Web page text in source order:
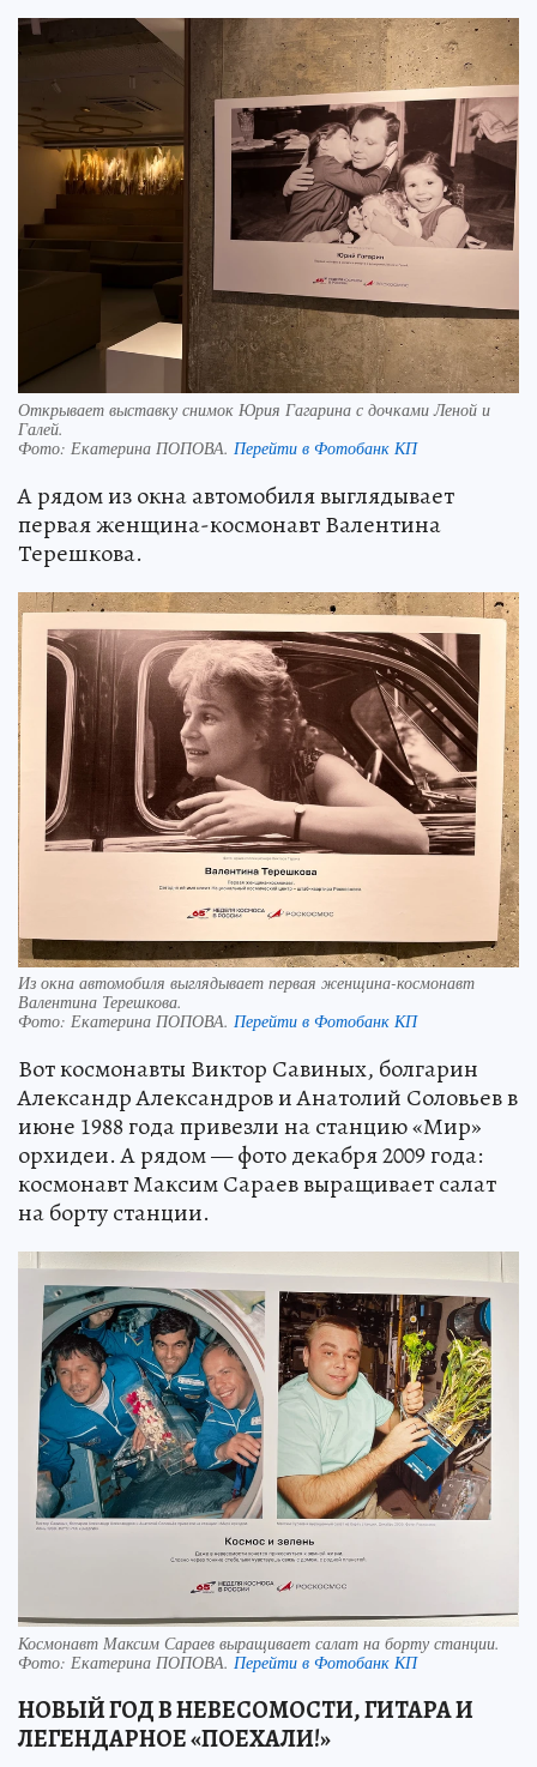
Открывает выставку снимок Юрия Гагарина с дочками Леной и
Галей.
Фото: Екатерина ПОПОВА. Перейти в Фотобанк КП
А рядом из окна автомобиля выглядывает
первая женщина-космонавт Валентина
Терешкова.
Из окна автомобиля выглядывает первая женщина-космонавт
Валентина Терешкова.
Фото: Екатерина ПОПОВА. Перейти в Фотобанк КП
Вот космонавты Виктор Савиных, болгарин
Александр Александров и Анатолий Соловьев в
июне 1988 года привезли на станцию «Мир»
орхидеи. А рядом — фото декабря 2009 года:
космонавт Максим Сараев выращивает салат
на борту станции.
Космонавт Максим Сараев выращивает салат на борту станции.
Фото: Екатерина ПОПОВА. Перейти в Фотобанк КП
НОВЫЙ ГОД В НЕВЕСОМОСТИ, ГИТАРА И
ЛЕГЕНДАРНОЕ «ПОЕХАЛИ!»